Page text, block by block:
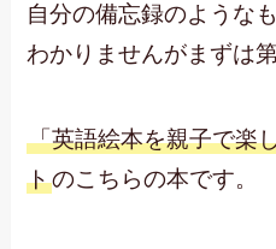
自分の備忘録のような
わかりませんがまずは第
「英語絵本を親子で楽
トのこちらの本です。